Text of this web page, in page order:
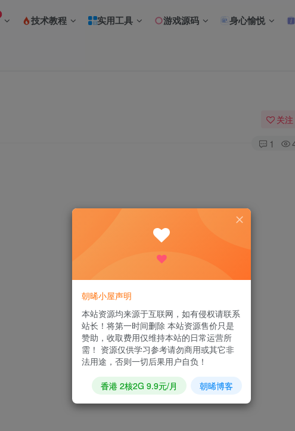
技术教程 实用工具 游戏源码 身心愉悦
关注
1
朝晞小屋声明
本站资源均来源于互联网，如有侵权请联系
站长！将第一时间删除 本站资源售价只是
赞助，收取费用仅维持本站的日常运营所
需！ 资源仅供学习参考请勿商用或其它非
法用途，否则一切后果用户自负！
香港 2核2G 9.9元/月 朝晞博客